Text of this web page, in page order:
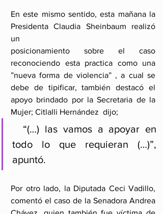
En este mismo sentido, esta mañana la
Presidenta Claudia Sheinbaum realizó
un
posicionamiento sobre el caso
reconociendo esta practica como una
”nueva forma de violencia” , a cual se
debe de tipificar, también destacó el
apoyo brindado por la Secretaria de la
Mujer; Citlalli Hernández  dijo;
todo lo que requieran (…)”,
apuntó.
Por otro lado, la Diputada Ceci Vadillo,
comentó el caso de la Senadora Andrea